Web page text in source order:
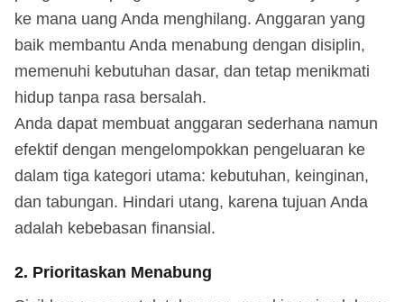
ke mana uang Anda menghilang. Anggaran yang
baik membantu Anda menabung dengan disiplin,
memenuhi kebutuhan dasar, dan tetap menikmati
hidup tanpa rasa bersalah.
Anda dapat membuat anggaran sederhana namun
efektif dengan mengelompokkan pengeluaran ke
dalam tiga kategori utama: kebutuhan, keinginan,
dan tabungan. Hindari utang, karena tujuan Anda
adalah kebebasan finansial.
2. Prioritaskan Menabung